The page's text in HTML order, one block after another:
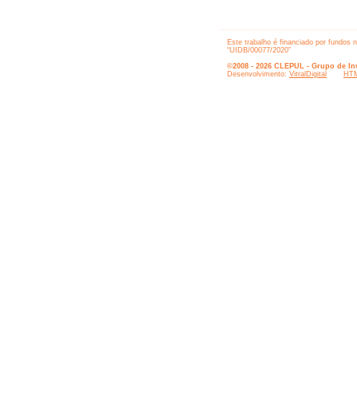
Este trabalho é financiado por fundos
“UIDB/00077/2020”
©2008 - 2026 CLEPUL - Grupo de
Desenvolvimento: VitralDigital